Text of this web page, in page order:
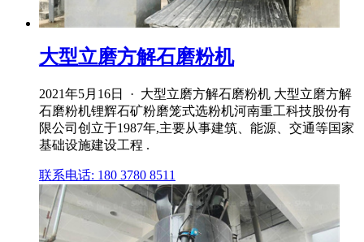
大型立磨方解石磨粉机
2021年5月16日 · 大型立磨方解石磨粉机 大型立磨方解
石磨粉机锂辉石矿粉磨笼式选粉机河南重工科技股份有
限公司创立于1987年,主要从事建筑、能源、交通等国家
基础设施建设工程 .
联系电话: 180 3780 8511